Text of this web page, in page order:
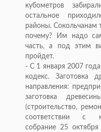
кубометров
остальное
районы. Сокольчанам
почему? Им надо
часть, а под этим
пройдет.
- С 1 января 2007
кодекс. Заготовка
направления:
заготовка
(строительство,
соответствии с
собрание 25